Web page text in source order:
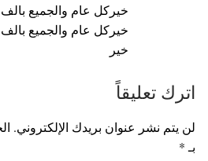
خيركل عام والجميع
خيركل عام والجميع
خير
اترك تعليقاً
لن يتم نشر عنوان بريدك الإلكتروني.
بـ *